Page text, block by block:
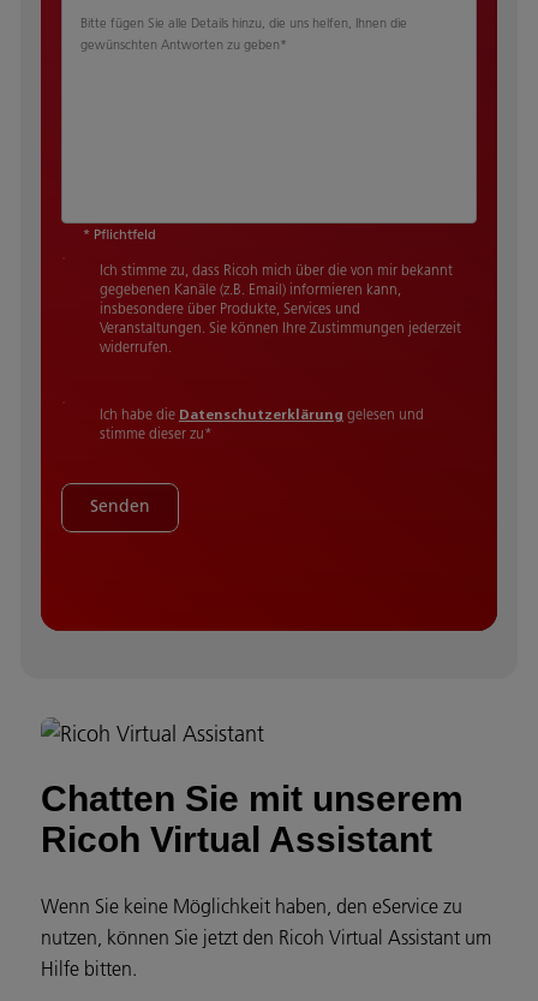
Bitte fügen Sie alle Details hinzu, die uns helfen, Ihnen die
gewünschten Antworten zu geben*
* Pflichtfeld
Ich stimme zu, dass Ricoh mich über die von mir bekannt
gegebenen Kanäle (z.B. Email) informieren kann,
insbesondere über Produkte, Services und
Veranstaltungen. Sie können Ihre Zustimmungen jederzeit
widerrufen.
Ich habe die Datenschutzerklärung gelesen und
stimme dieser zu *
Senden
Chatten Sie mit unserem
Ricoh Virtual Assistant
Wenn Sie keine Möglichkeit haben, den eService zu
nutzen, können Sie jetzt den Ricoh Virtual Assistant um
Hilfe bitten.